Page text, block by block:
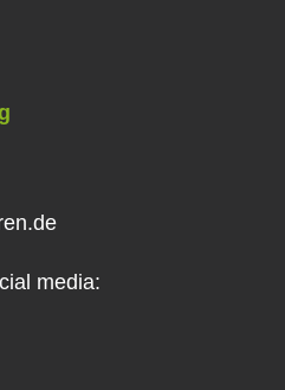
media: